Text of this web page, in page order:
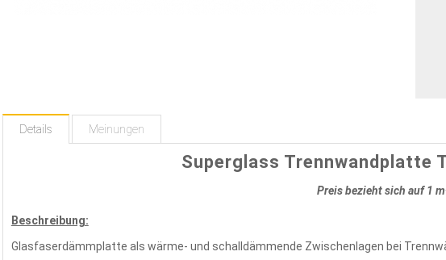
Details Meinungen
Superglass Trennwandplatte
Preis bezieht sich auf 1
Beschreibung:
Glasfaserdämmplatte als wärme- und schalldämmende Zwischenlagen bei